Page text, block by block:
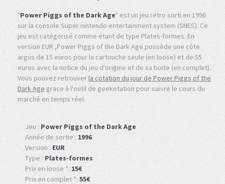
"Power Piggs of the Dark Age" est un jeu rétro sorti en 1996
sur la console Super nintendo entertainment system (SNES). Ce
jeu est catégorisé comme étant de type Plates-formes. En
version EUR ,Power Piggs of the Dark Age possède une côte
argus de 15 euros pour la cartouche seule (en loose) et de 55
euros avec la notice du jeu d'origine et de sa boite (en complet).
Vous pouvez retrouverla cotation du jour de Power Piggs of the
Dark Age grace à l'outil de geekotation pour suivre le cours du
marché en temps réel.
Jeu : Power Piggs of the Dark Age
Année de sortie : 1996
Version : EUR
Type : Plates-formes
Prix en loose *: 15€
Prix en complet *: 55€